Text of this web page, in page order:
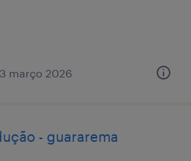
março 2026
- guararema